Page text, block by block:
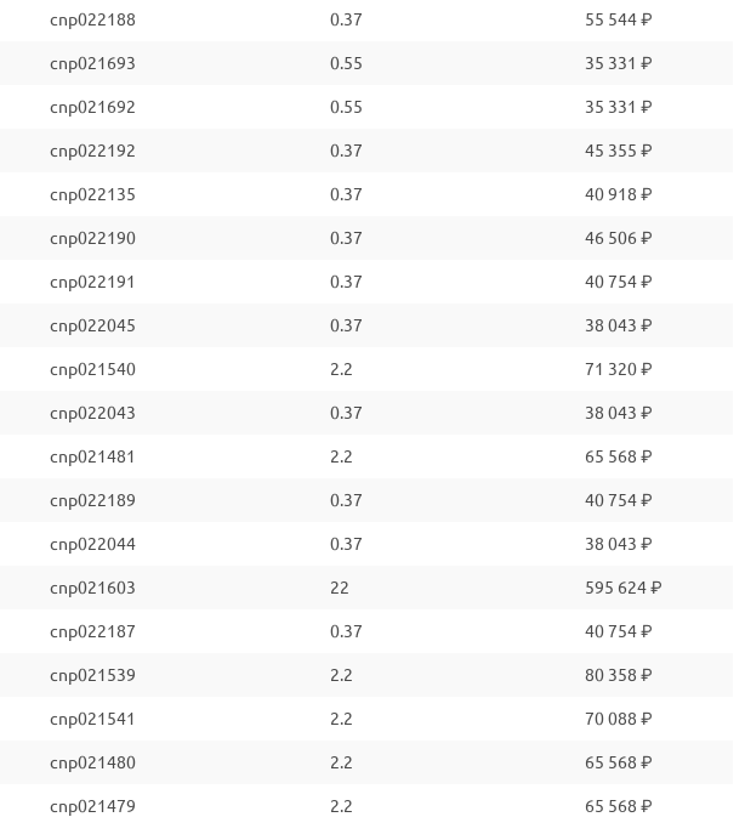
cnp022188 0.37 55 544 ₽
cnp021693 0.55 35 331 ₽
cnp021692 0.55 35 331 ₽
cnp022192 0.37 45 355 ₽
cnp022135 0.37 40 918 ₽
cnp022190 0.37 46 506 ₽
cnp022191 0.37 40 754 ₽
cnp022045 0.37 38 043 ₽
cnp021540 2.2 71 320 ₽
cnp022043 0.37 38 043 ₽
cnp021481 2.2 65 568 ₽
cnp022189 0.37 40 754 ₽
cnp022044 0.37 38 043 ₽
cnp021603 22 595 624 ₽
cnp022187 0.37 40 754 ₽
cnp021539 2.2 80 358 ₽
cnp021541 2.2 70 088 ₽
cnp021480 2.2 65 568 ₽
cnp021479 2.2 65 568 ₽